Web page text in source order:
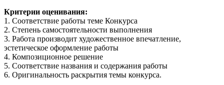
Критерии оценивания:
1. Соответствие работы теме Конкурса
2. Степень самостоятельности выполнения
3. Работа производит художественное впечатление,
эстетическое оформление работы
4. Композиционное решение
5. Соответствие названия и содержания работы
6. Оригинальность раскрытия темы конкурса.